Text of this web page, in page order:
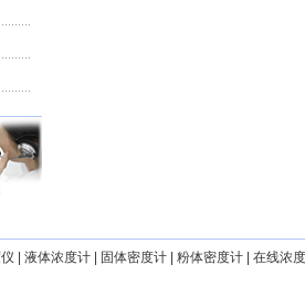
液体浓度计 固体密度计 粉体密度计 在线浓